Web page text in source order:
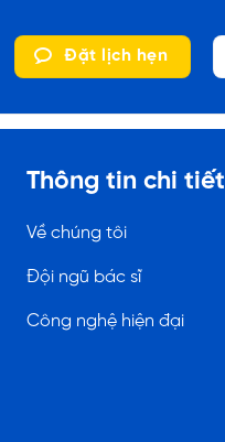
Đặt lịch hẹn
Thông tin chi tiết
Về chúng tôi
Đội ngũ bác sĩ
Công nghệ hiện đại